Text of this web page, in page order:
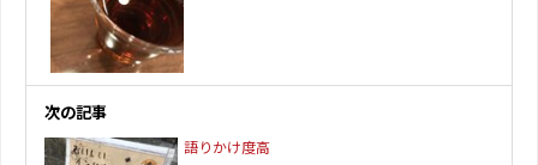
次の記事
語りかけ度高